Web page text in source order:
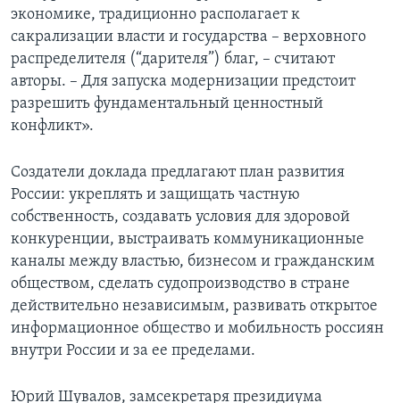
экономике, традиционно располагает к
сакрализации власти и государства – верховного
распределителя (“дарителя”) благ, – считают
авторы. – Для запуска модернизации предстоит
разрешить фундаментальный ценностный
конфликт».
Создатели доклада предлагают план развития
России: укреплять и защищать частную
собственность, создавать условия для здоровой
конкуренции, выстраивать коммуникационные
каналы между властью, бизнесом и гражданским
обществом, сделать судопроизводство в стране
действительно независимым, развивать открытое
информационное общество и мобильность россиян
внутри России и за ее пределами.
Юрий Шувалов, замсекретаря президиума